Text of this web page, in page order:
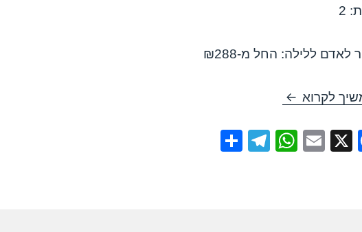
2
לאדם ללילה: החל מ-₪288
לקרוא חופשה במלון ישרוטל המלך שלמה – אילת 10/11/2018
F
X
E
W
T